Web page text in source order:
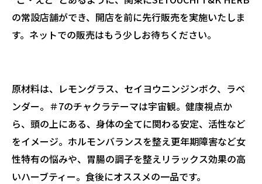
の常設店舗ができ、開店を前に先行販売を実施いたしま
す。ネットでの販売はもう少しお待ちください。
原材料は、レモングラス、セイヨウニンジンボク、ラベ
ンダー。＃7のチャクラテーマは宇宙観。健康視点か
ら、頭の上にある、身体の全てに関わる安定、活性など
をイメージ。ホルモンバランスを整え更年期障害など女
性特有の悩みや、胃腸の調子を整えリラックス効果の高
いハーブティー。食後にオススメの一品です。